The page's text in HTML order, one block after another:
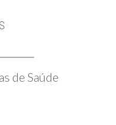
de Saúde